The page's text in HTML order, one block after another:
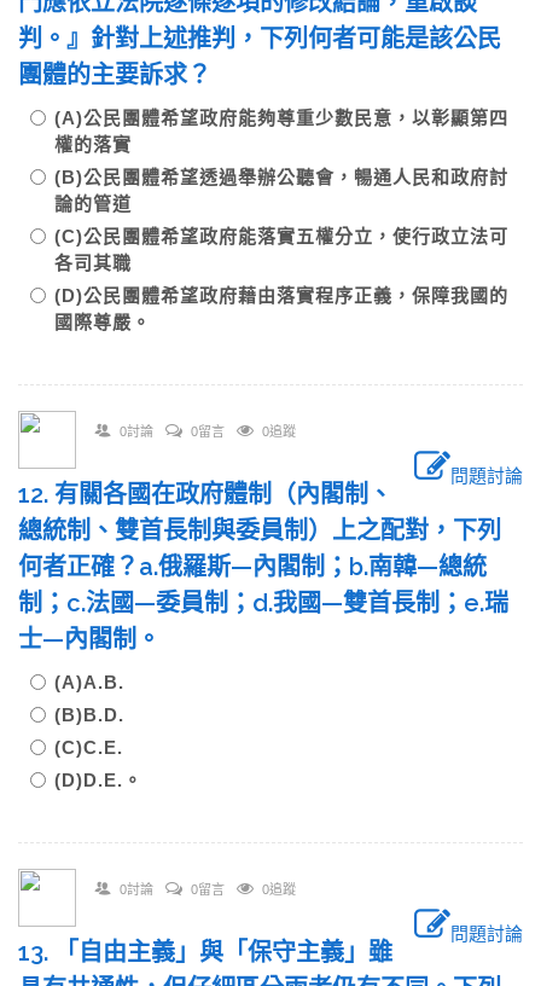
判。』針對上述推判，下列何者可能是該公民
團體的主要訴求？
(A)公民團體希望政府能夠尊重少數民意，以彰顯第四
權的落實
(B)公民團體希望透過舉辦公聽會，暢通人民和政府討
論的管道
(C)公民團體希望政府能落實五權分立，使行政立法可
各司其職
(D)公民團體希望政府藉由落實程序正義，保障我國的
國際尊嚴。
0討論 0留言 0追蹤
問題討論
12. 有關各國在政府體制（內閣制、
總統制、雙首長制與委員制）上之配對，下列
何者正確？a.俄羅斯—內閣制；b.南韓—總統
制；c.法國—委員制；d.我國—雙首長制；e.瑞
士—內閣制。
(A)A.B.
(B)B.D.
(C)C.E.
(D)D.E.。
0討論 0留言 0追蹤
問題討論
13. 「自由主義」與「保守主義」雖